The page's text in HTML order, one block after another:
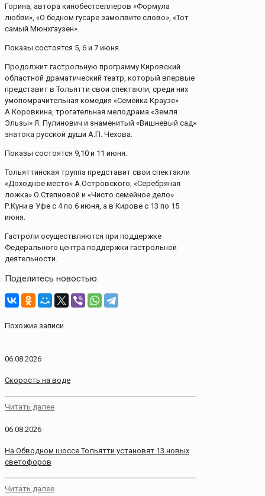
Горина, автора кинобестселлеров «Формула
любви», «О бедном гусаре замолвите слово», «Тот
самый Мюнхгаузен».
Показы состоятся 5, 6 и 7 июня.
Продолжит гастрольную программу Кировский
областной драматический театр, который впервые
представит в Тольятти свои спектакли, среди них
умопомрачительная комедия «Семейка Краузе»
А.Коровкина, трогательная мелодрама «Земля
Эльзы» Я. Пулинович и знаменитый «Вишневый сад»
знатока русской души А.П. Чехова.
Показы состоятся 9,10 и 11 июня.
Тольяттинская труппа представит свои спектакли
«Доходное место» А.Островского, «Серебряная
ложка» О.Степновой и «Чисто семейное дело»
Р.Куни в Уфе с 4 по 6 июня, а в Кирове с 13 по 15
июня.
Гастроли осуществляются при поддержке
Федерального центра поддержки гастрольной
деятельности.
Поделитесь новостью:
Похожие записи
06.08.2026
Скорость на воде
Читать далее
06.08.2026
На Обводном шоссе Тольятти установят 13 новых
светофоров
Читать далее